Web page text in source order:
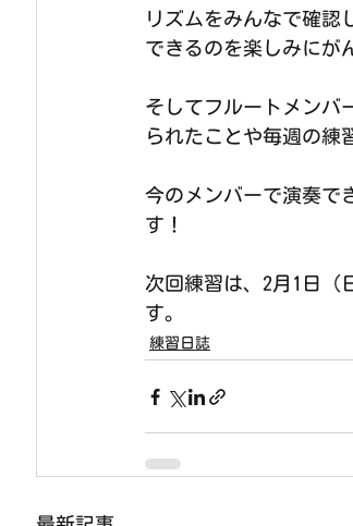
リズムをみんなで確認
できるのを楽しみにが
そしてフルートメンバ
られたことや毎週の練
今のメンバーで演奏で
す！
次回練習は、2月1日（
す。
練習日誌